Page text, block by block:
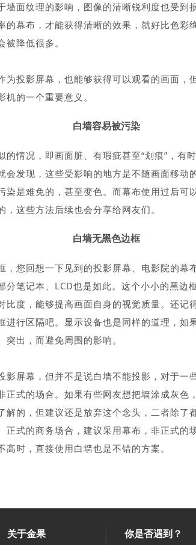
墙面纹理的影响，图像的清晰锐利度也受到
的幕布，才能获得清晰的效果，就好比色彩
降低很多。
为投影屏幕，也能够获得可以观看的画面，
的一个重要意义。
白墙容易被污染
的情况，即画面脏、有瑕疵甚至“划痕”，有
会发现，这些受影响的地方是不随画面移动
染是难免的，甚至变色。而幕布使用过后可
这些方法后续也会分享给网友们。
白墙无黑色边框
，您回想一下见到的投影屏幕、电影院的幕
分笔记本、LCD也是如此。这个小小的黑边
比度，能够提高画面自身的视觉质量。还记
进行区隔吧。显示设备也是同样的道理，如
出，而避免周围的影响。
影屏幕，但并不是说白墙不能投影，对于一
正式的场合。如果有些网友想把墙涂成灰色
解的，但建议还是放弃这个念头，二者除了
正式的商务场合，建议采用幕布，非正式的
时，直接使用白墙也是不错的方案。
关于金果 你是否遇到？